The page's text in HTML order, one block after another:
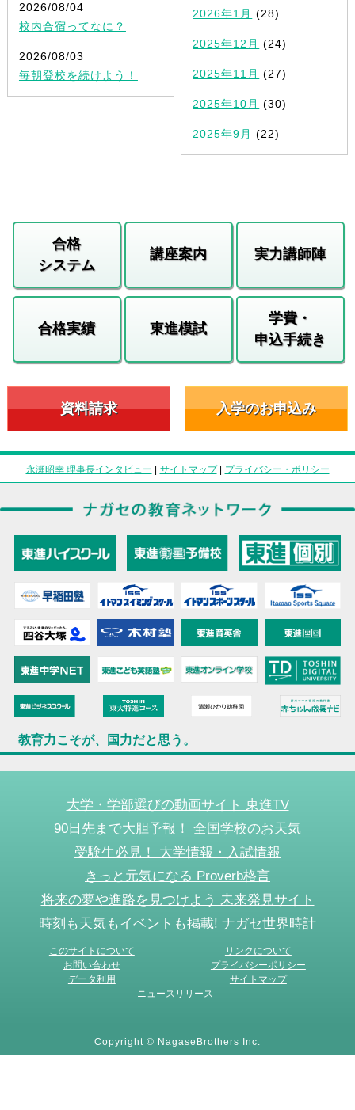
2026/08/04
校内合宿ってなに？
2026/08/03
毎朝登校を続けよう！
2026年1月 (28)
2025年12月 (24)
2025年11月 (27)
2025年10月 (30)
2025年9月 (22)
合格
システム
講座案内 実力講師陣
合格実績 東進模試
学費・
申込手続き
資料請求 入学のお申込み
永瀬昭幸 理事長インタビュー | サイトマップ| プライバシー・ポリシー
教育力こそが、国力だと思う。
大学・学部選びの動画サイト 東進TV
90日先まで大胆予報！ 全国学校のお天気
受験生必見！ 大学情報・入試情報
きっと元気になる Proverb格言
将来の夢や進路を見つけよう 未来発見サイト
時刻も天気もイベントも掲載! ナガセ世界時計
このサイトについて
リンクについて
お問い合わせ
プライバシーポリシー
データ利用
サイトマップ
ニュースリリース
Copyright © NagaseBrothers Inc.